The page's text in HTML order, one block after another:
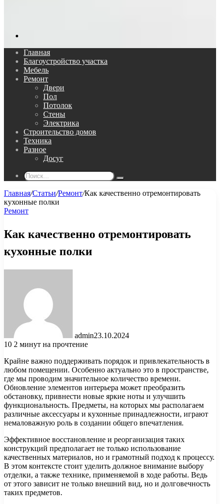
Главная
Благоустройство участка
Мебель
Ремонт
Двери
Пол
Потолок
Стены
Электрика
Строительство домов
Техника
Разное
Досуг
Поиск...
Главная/Статьи/Ремонт/Как качественно отремонтировать
кухонные полки
Ремонт
Как качественно отремонтировать
кухонные полки
admin23.10.2024
10 2 минут на прочтение
Крайне важно поддерживать порядок и привлекательность в
любом помещении. Особенно актуально это в пространстве,
где мы проводим значительное количество времени.
Обновление элементов интерьера может преобразить
обстановку, привнести новые яркие ноты и улучшить
функциональность. Предметы, на которых мы располагаем
различные аксессуары и кухонные принадлежности, играют
немаловажную роль в создании общего впечатления.
Эффективное восстановление и реорганизация таких
конструкций предполагает не только использование
качественных материалов, но и грамотный подход к процессу.
В этом контексте стоит уделить должное внимание выбору
отделки, а также технике, применяемой в ходе работы. Ведь
от этого зависит не только внешний вид, но и долговечность
таких предметов.